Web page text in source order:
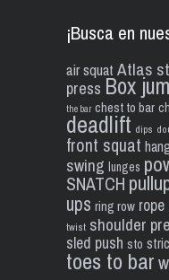
¡Busca en
air squat Atlas
press Box
the bar chest to bar
deadlift dips
front squat
swing lunges
SNATCH
ups ring row
twist shoulder
sled push sto
toes to bar